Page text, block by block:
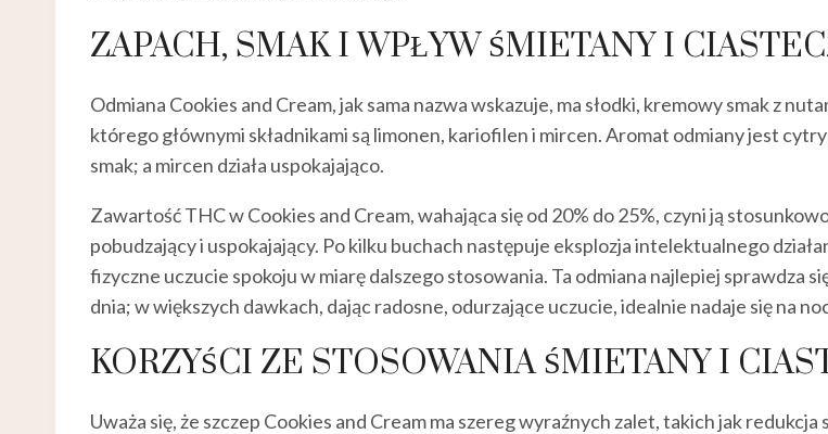
ZAPACH, SMAK I WPŁYW ŚMIETANY I
Odmiana Cookies and Cream, jak sama nazwa wskazuje, ma słodki, kremowy smak z
którego głównymi składnikami są limonen, kariofilen i mircen. Aromat odmiany jest
smak; a mircen działa uspokajająco.
Zawartość THC w Cookies and Cream, wahająca się od 20% do 25%, czyni ją
pobudzający i uspokajający. Po kilku buchach następuje eksplozja intelektualnego
fizyczne uczucie spokoju w miarę dalszego stosowania. Ta odmiana najlepiej sprawdza
dnia; w większych dawkach, dając radosne, odurzające uczucie, idealnie nadaje się na
KORZYŚCI ZE STOSOWANIA ŚMIETANY I
Uważa się, że szczep Cookies and Cream ma szereg wyraźnych zalet, takich jak